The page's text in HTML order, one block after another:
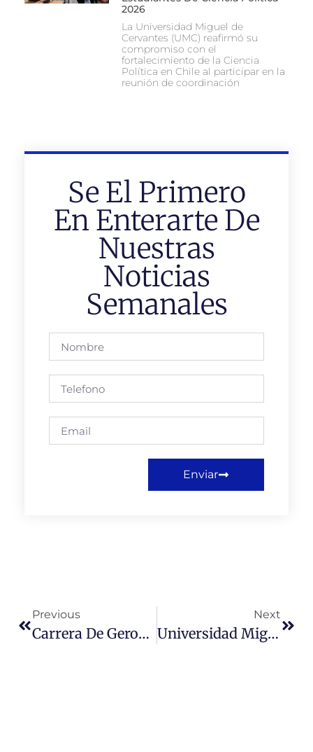
2026
La Universidad Miguel de
Cervantes (UMC) reafirmó su
compromiso con el
fortalecimiento de la Ciencia
Política en Chile al participar en la
reunión de coordinación
Se El Primero
En Enterarte De
Nuestras
Noticias
Semanales
Enviar
Previous
Carrera De Gerontología En UMC. Los 80 Son Los Nuevos 60: Expertos En Vejez Tienen Trabajo Asegurado.
Next
Universidad Miguel De Cervantes Patrocina Segundo Congreso Internacional De Innovación Educativa 2021.